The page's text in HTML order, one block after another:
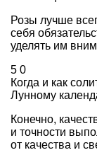
Розы лучше
себя
уделять им
5 0
Когда и как
Лунному
Конечно,
и точности
от качества и